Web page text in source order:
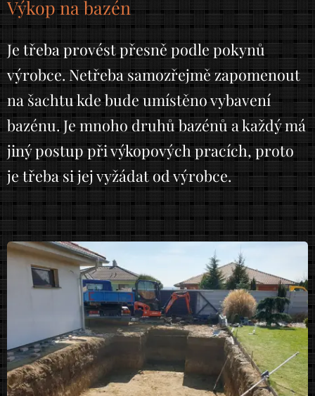
Výkop na bazén
Je třeba provést přesně podle pokynů
výrobce. Netřeba samozřejmě zapomenout
na šachtu kde bude umístěno vybavení
bazénu. Je mnoho druhů bazénů a každý má
jiný postup při výkopových pracích, proto
je třeba si jej vyžádat od výrobce.